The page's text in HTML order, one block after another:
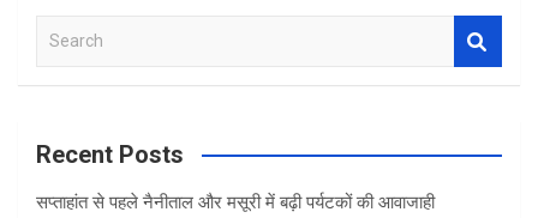
b
o
o
k
p
p
a
c
Recent Posts
सप्ताहांत से पहले नैनीताल और मसूरी में बढ़ी पर्यटकों की आवाजाही